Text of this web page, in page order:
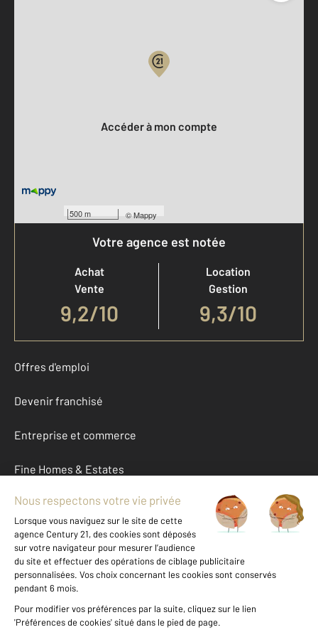
500 m ©Mappy
Accéder à mon compte
Votre agence est notée
Achat
Vente
9,2/10
Location
Gestion
9,3/10
Offres d'emploi
Devenir franchisé
Entreprise et commerce
Fine Homes & Estates
À propos
International
Nous contacter